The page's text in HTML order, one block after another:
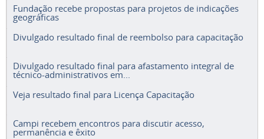
Fundação recebe propostas para projetos de indicações
geográficas
Divulgado resultado final de reembolso para capacitação
Divulgado resultado final para afastamento integral de
técnico-administrativos em...
Veja resultado final para Licença Capacitação
Campi recebem encontros para discutir acesso,
permanência e êxito